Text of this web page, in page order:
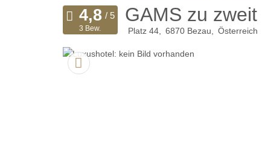
GAMS zu zweit
Platz 44 6870 Bezau Österreich
3 Bew.